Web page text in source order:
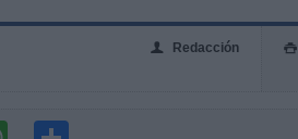

👤 Redacción